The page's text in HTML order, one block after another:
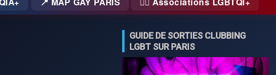
GUIDE DE SORTIES CLUBBING
LGBT SUR PARIS